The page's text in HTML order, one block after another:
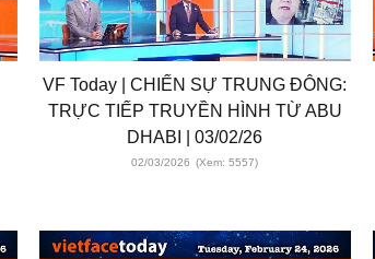
VF Today | CHIẾN SỰ TRUNG ĐÔNG:
TRỰC TIẾP TRUYỀN HÌNH TỪ ABU
DHABI | 03/02/26
02/03/2026 (Xem: 5557)